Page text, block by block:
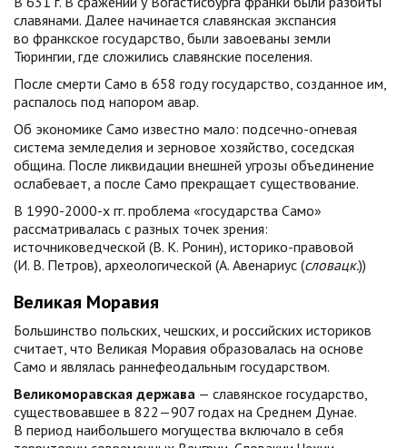
славянами. Далее начинается славянская экспансия
во франкское государство, были завоеваны земли
Тюрингии, где сложились славянские поселения.
После смерти Само в 658 году государство, созданное им,
распалось под напором авар.
Об экономике Само известно мало: подсечно-огневая
система земледелия и зерновое хозяйство, соседская
община. После ликвидации внешней угрозы объединение
ослабевает, а после Само прекращает существование.
В 1990-2000-х гг. проблема «государства Само»
рассматривалась с разных точек зрения:
источниковедческой (В. К. Ронин), историко-правовой
(И. В. Петров), археологической (А. Авенариус (словацк.))
Великая Моравия
Большинство польских, чешских, и российских историков
считает, что Великая Моравия образовалась на основе
Само и являлась раннефеодальным государством.
Великоморавская держава — славянское государство,
существовавшее в 822—907 годах на Среднем Дунае.
В период наибольшего могущества включало в себя